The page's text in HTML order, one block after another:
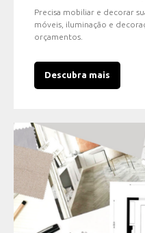
Precisa mobiliar e decorar
móveis, iluminação e
orçamentos.
Descubra mais